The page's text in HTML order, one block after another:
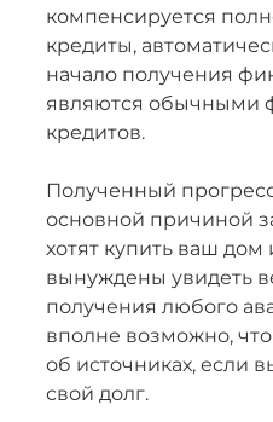
компенсируется
кредиты,
начало получения
являются обычными
кредитов.
Полученный
основной причиной
хотят купить ваш
вынуждены увидеть
получения любого
вполне возможно,
об источниках, если
свой долг.